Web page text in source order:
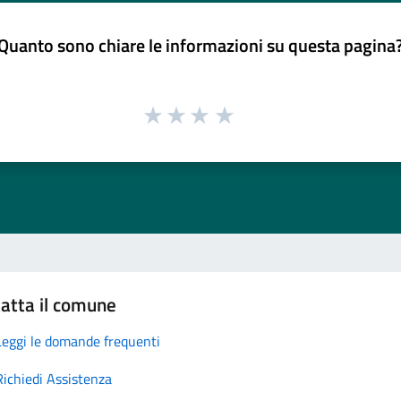
sono chiare le informazioni su questa
il comune
le domande frequenti
Assistenza